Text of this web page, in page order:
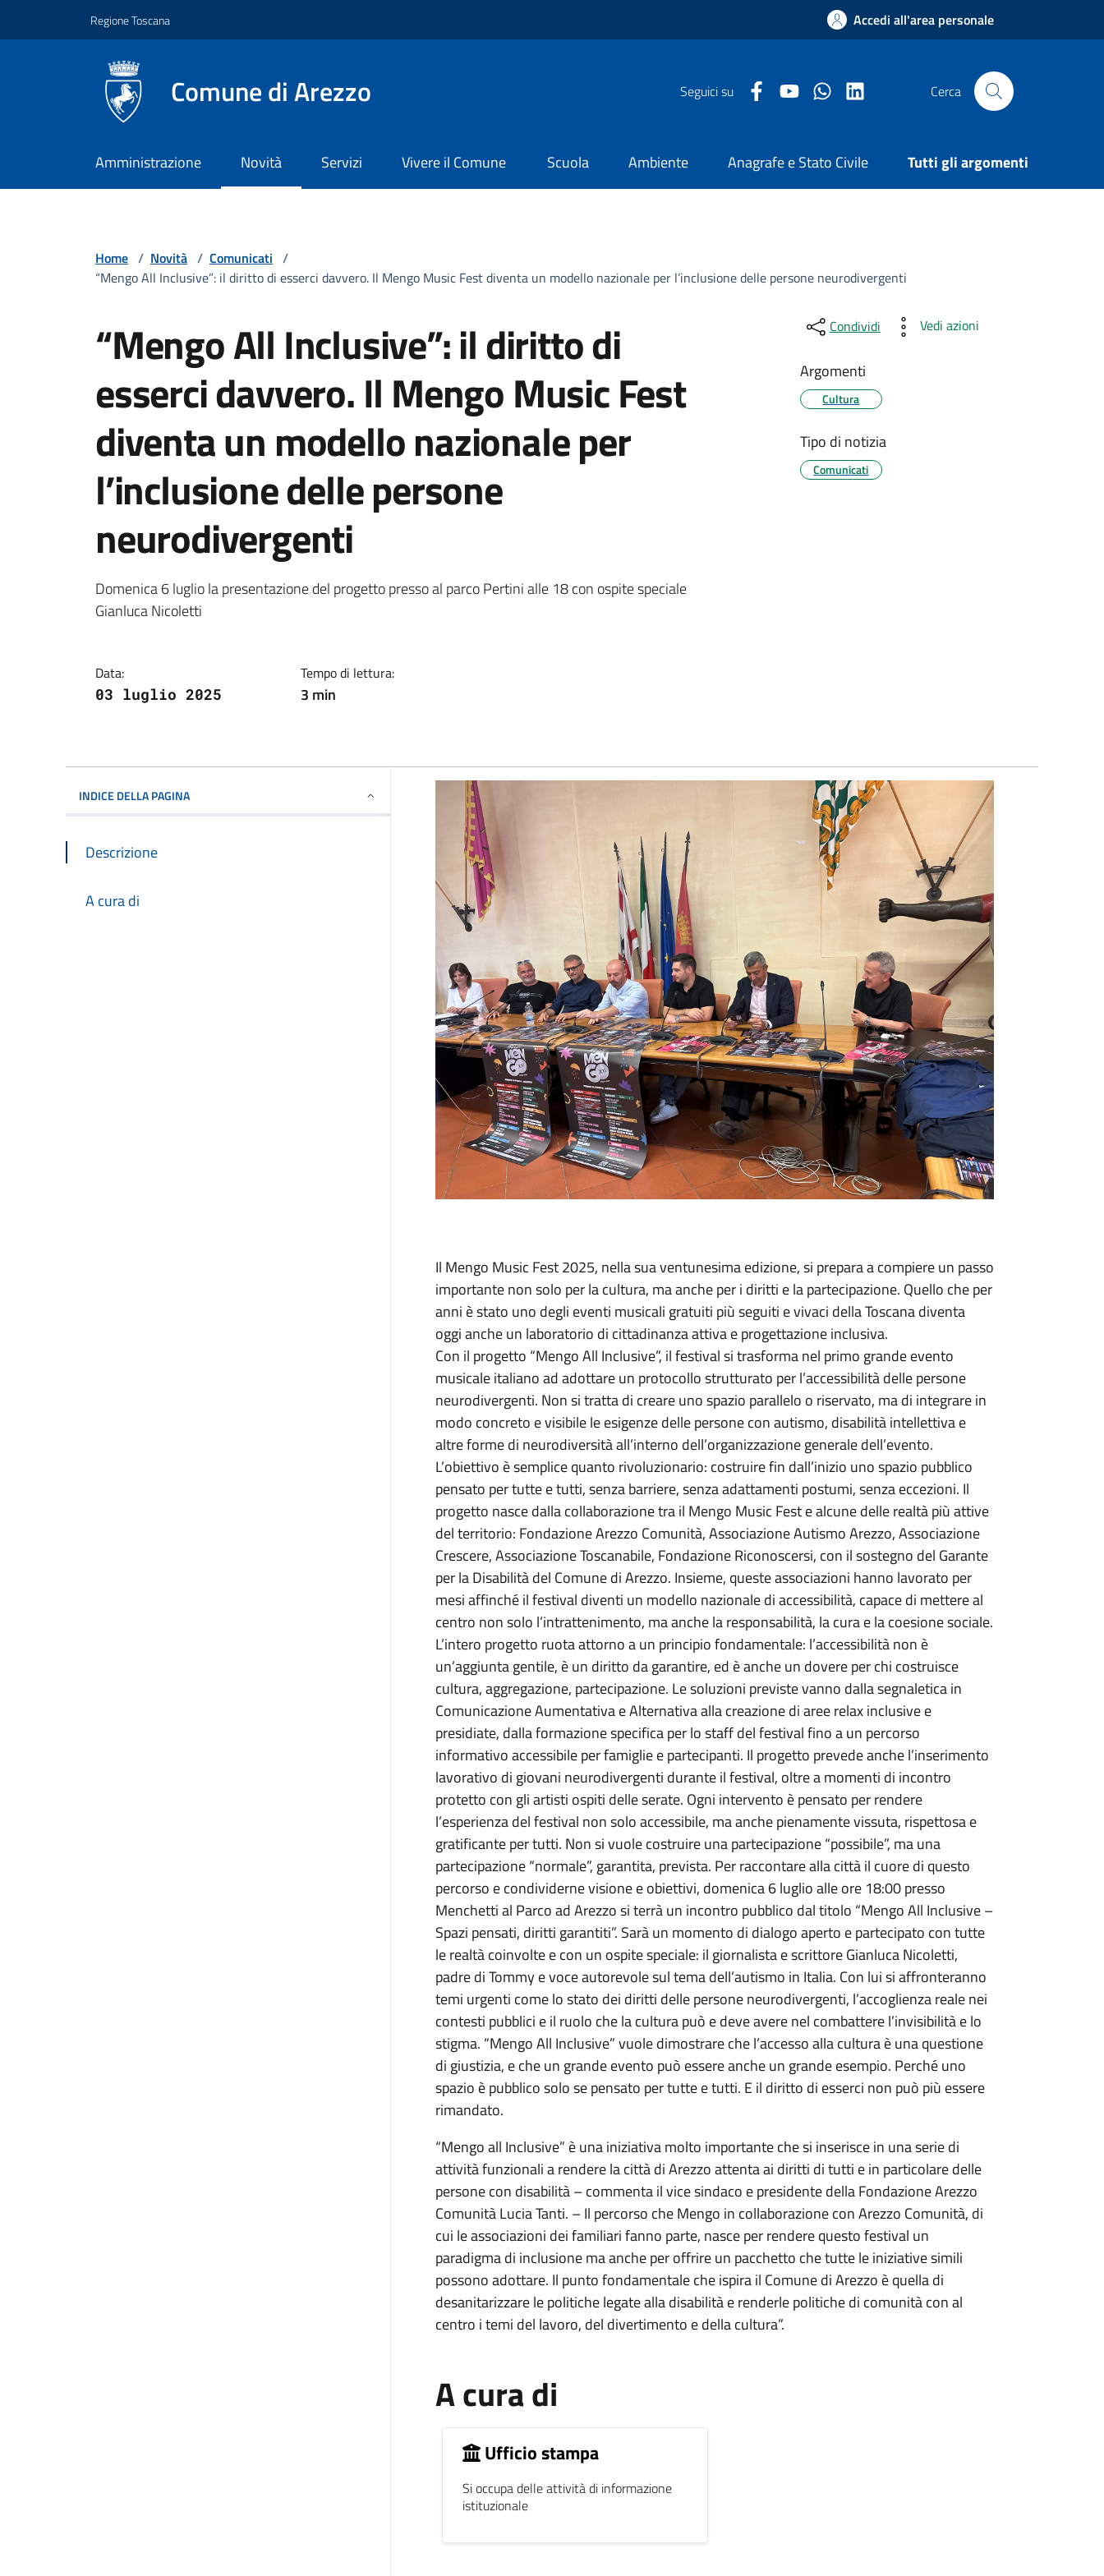
Regione Toscana Accedi all'area personale
Comune di Arezzo Seguici su Facebook Comune di Arezzo
Youtube Comune di Arezzo
Twitter Comune di Arezzo
LinkedIn Comune di Arezzo
Cerca
Amministrazione Novità Servizi Vivere il Comune Scuola Ambiente Anagrafe e Stato Civile Tutti gli argomenti
Home / Novità / Comunicati /
“Mengo All Inclusive”: il diritto di esserci davvero. Il Mengo Music Fest diventa un modello nazionale per l’inclusione delle persone neurodivergenti
“Mengo All Inclusive”: il diritto di
esserci davvero. Il Mengo Music Fest
diventa un modello nazionale per
l’inclusione delle persone
neurodivergenti
Dettagli della notizia
Domenica 6 luglio la presentazione del progetto presso al parco Pertini alle 18 con ospite speciale
Gianluca Nicoletti
Data:
03 luglio 2025
Tempo di lettura:
3 min
Condividi Vedi azioni
Argomenti
Cultura
Tipo di notizia
Comunicati
INDICE DELLA PAGINA
Descrizione
A cura di
Il Mengo Music Fest 2025, nella sua ventunesima edizione, si prepara a compiere un passo
importante non solo per la cultura, ma anche per i diritti e la partecipazione. Quello che per
anni è stato uno degli eventi musicali gratuiti più seguiti e vivaci della Toscana diventa
oggi anche un laboratorio di cittadinanza attiva e progettazione inclusiva.
Con il progetto “Mengo All Inclusive”, il festival si trasforma nel primo grande evento
musicale italiano ad adottare un protocollo strutturato per l’accessibilità delle persone
neurodivergenti. Non si tratta di creare uno spazio parallelo o riservato, ma di integrare in
modo concreto e visibile le esigenze delle persone con autismo, disabilità intellettiva e
altre forme di neurodiversità all’interno dell’organizzazione generale dell’evento.
L’obiettivo è semplice quanto rivoluzionario: costruire fin dall’inizio uno spazio pubblico
pensato per tutte e tutti, senza barriere, senza adattamenti postumi, senza eccezioni. Il
progetto nasce dalla collaborazione tra il Mengo Music Fest e alcune delle realtà più attive
del territorio: Fondazione Arezzo Comunità, Associazione Autismo Arezzo, Associazione
Crescere, Associazione Toscanabile, Fondazione Riconoscersi, con il sostegno del Garante
per la Disabilità del Comune di Arezzo. Insieme, queste associazioni hanno lavorato per
mesi affinché il festival diventi un modello nazionale di accessibilità, capace di mettere al
centro non solo l’intrattenimento, ma anche la responsabilità, la cura e la coesione sociale.
L’intero progetto ruota attorno a un principio fondamentale: l’accessibilità non è
un’aggiunta gentile, è un diritto da garantire, ed è anche un dovere per chi costruisce
cultura, aggregazione, partecipazione. Le soluzioni previste vanno dalla segnaletica in
Comunicazione Aumentativa e Alternativa alla creazione di aree relax inclusive e
presidiate, dalla formazione specifica per lo staff del festival fino a un percorso
informativo accessibile per famiglie e partecipanti. Il progetto prevede anche l’inserimento
lavorativo di giovani neurodivergenti durante il festival, oltre a momenti di incontro
protetto con gli artisti ospiti delle serate. Ogni intervento è pensato per rendere
l’esperienza del festival non solo accessibile, ma anche pienamente vissuta, rispettosa e
gratificante per tutti. Non si vuole costruire una partecipazione “possibile”, ma una
partecipazione “normale”, garantita, prevista. Per raccontare alla città il cuore di questo
percorso e condividerne visione e obiettivi, domenica 6 luglio alle ore 18:00 presso
Menchetti al Parco ad Arezzo si terrà un incontro pubblico dal titolo “Mengo All Inclusive –
Spazi pensati, diritti garantiti”. Sarà un momento di dialogo aperto e partecipato con tutte
le realtà coinvolte e con un ospite speciale: il giornalista e scrittore Gianluca Nicoletti,
padre di Tommy e voce autorevole sul tema dell’autismo in Italia. Con lui si affronteranno
temi urgenti come lo stato dei diritti delle persone neurodivergenti, l’accoglienza reale nei
contesti pubblici e il ruolo che la cultura può e deve avere nel combattere l’invisibilità e lo
stigma. “Mengo All Inclusive” vuole dimostrare che l’accesso alla cultura è una questione
di giustizia, e che un grande evento può essere anche un grande esempio. Perché uno
spazio è pubblico solo se pensato per tutte e tutti. E il diritto di esserci non può più essere
rimandato.
“Mengo all Inclusive” è una iniziativa molto importante che si inserisce in una serie di
attività funzionali a rendere la città di Arezzo attenta ai diritti di tutti e in particolare delle
persone con disabilità – commenta il vice sindaco e presidente della Fondazione Arezzo
Comunità Lucia Tanti. – Il percorso che Mengo in collaborazione con Arezzo Comunità, di
cui le associazioni dei familiari fanno parte, nasce per rendere questo festival un
paradigma di inclusione ma anche per offrire un pacchetto che tutte le iniziative simili
possono adottare. Il punto fondamentale che ispira il Comune di Arezzo è quella di
desanitarizzare le politiche legate alla disabilità e renderle politiche di comunità con al
centro i temi del lavoro, del divertimento e della cultura”.
A cura di
Ufficio stampa
Si occupa delle attività di informazione
istituzionale